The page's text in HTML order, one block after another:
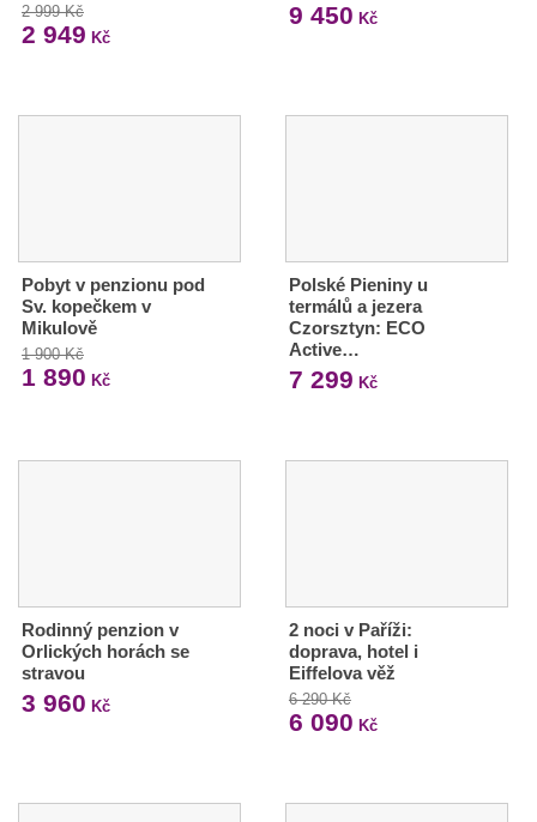
2 999 Kč
2 949 Kč
9 450 Kč
Pobyt v penzionu pod
Sv. kopečkem v
Mikulově
1 900 Kč
1 890 Kč
Polské Pieniny u
termálů a jezera
Czorsztyn: ECO
Active…
7 299 Kč
Rodinný penzion v
Orlických horách se
stravou
3 960 Kč
2 noci v Paříži:
doprava, hotel i
Eiffelova věž
6 290 Kč
6 090 Kč